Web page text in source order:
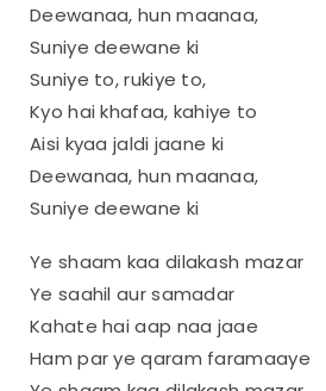
Deewanaa, hun maanaa,
Suniye deewane ki
Suniye to, rukiye to,
Kyo hai khafaa, kahiye to
Aisi kyaa jaldi jaane ki
Deewanaa, hun maanaa,
Suniye deewane ki
Ye shaam kaa dilakash mazar
Ye saahil aur samadar
Kahate hai aap naa jaae
Ham par ye qaram faramaaye